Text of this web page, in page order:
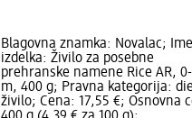
Blagovna znamka: Novalac; Ime
izdelka: Živilo za posebne
prehranske namene Rice AR,
m, 400 g; Pravna kategorija:
živilo; Cena: 17,55 €; Osnovna